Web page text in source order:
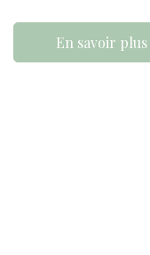
En savoir plus